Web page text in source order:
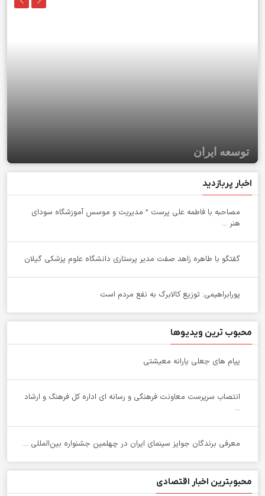
توسعه ایران
اخبار پربازدید
مصاحبه با فاطمه علی پرست ” مدیریت و موسس آموزشگاه سودای
هنر ...
گفتگو با طاهره زاهد صفت مدیر پرستاری دانشگاه علوم پزشکی گیلان
پورابراهیمی: توزیع کالابرگ به نفع مردم است
محبوب ترین ویدیوها
پیام های جعلی یارانه معیشتی
انتصاب سرپرست معاونت فرهنگی و رسانه ای اداره کل فرهنگ و ارشاد
...
معرفی برندگان جوایز سینمای ایران در چهلمین جشنواره بین‌المللی ...
محبوبترین اخبار اقتصادی